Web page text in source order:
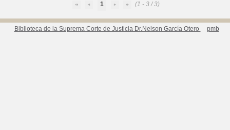
1 (1 - 3 / 3)
Biblioteca de la Suprema Corte de Justicia Dr.Nelson García Otero pmb